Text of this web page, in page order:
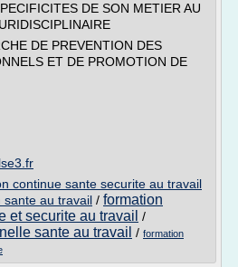
DE SON METIER AU
DE PREVENTION DES
ET DE PROMOTION DE
continue sante securite au travail
sante au travail / formation
et securite au travail /
sante au travail / formation